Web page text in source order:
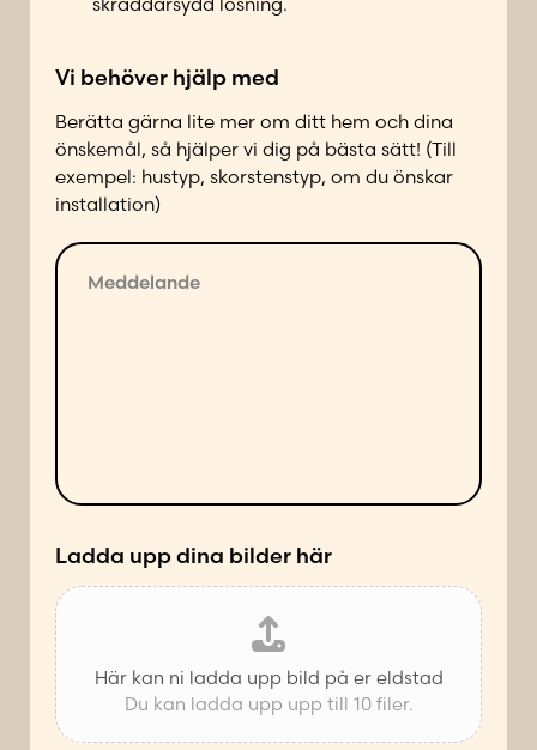
t
d
p
å
f
ö
l
t
*
Vi behöver hjälp med
Berätta gärna lite mer om ditt hem och dina
önskemål, så hjälper vi dig på bästa sätt! (Till
exempel: hustyp, skorstenstyp, om du önskar
installation)
M
d
e
Ladda upp dina bilder här
Här kan ni ladda upp bild på er eldstad
Du kan ladda upp upp till 10 filer.